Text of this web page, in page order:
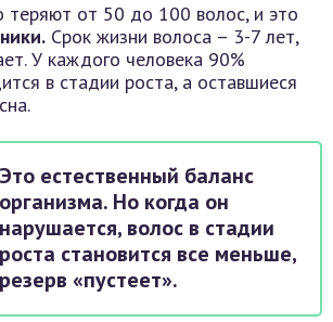
от 50 до 100 волос, и это
Срок жизни волоса – 3-7 лет,
У каждого человека 90%
в стадии роста, а оставшиеся
Это естественный баланс
организма. Но когда он
нарушается, волос в стадии
роста становится все меньше,
резерв «пустеет».